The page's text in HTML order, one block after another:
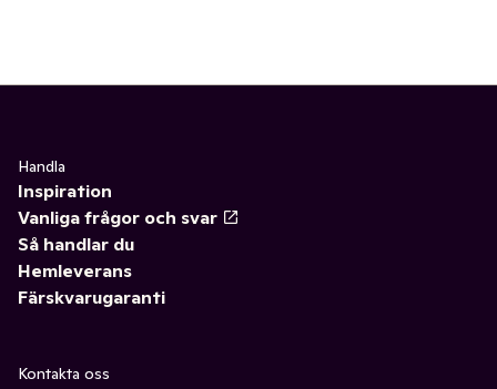
Handla
Inspiration
Vanliga frågor och svar
Så handlar du
Hemleverans
Färskvarugaranti
Kontakta oss